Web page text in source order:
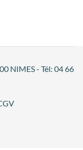
NIMES - Tél: 04 66